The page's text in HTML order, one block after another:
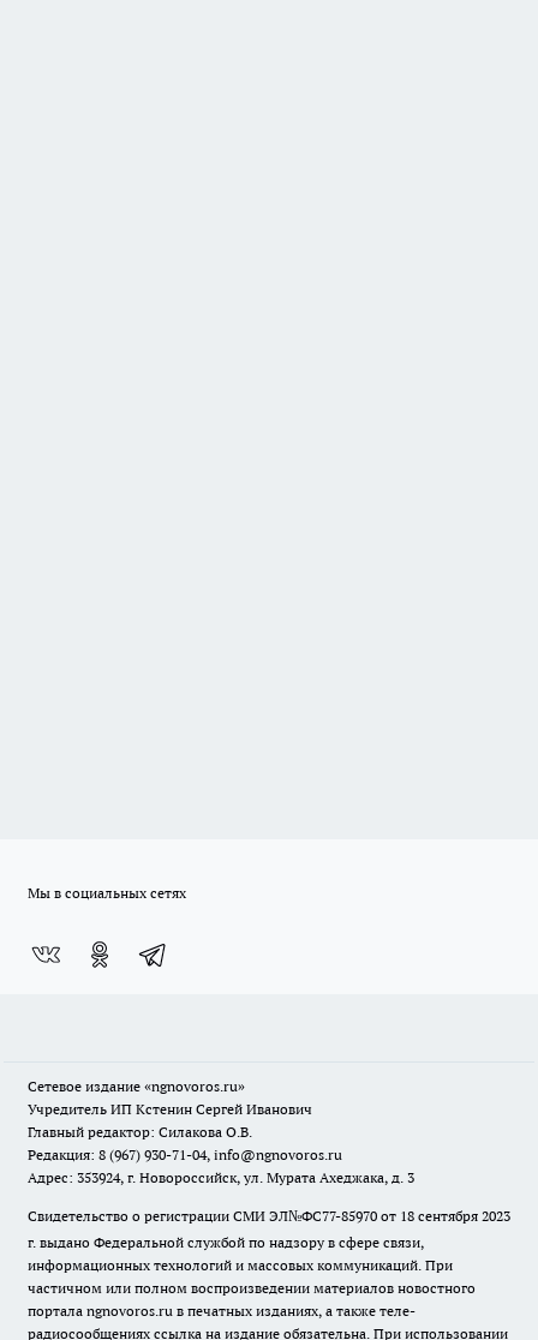
Мы в социальных сетях
Сетевое издание «ngnovoros.ru»
Учредитель ИП Кстенин Сергей Иванович
Главный редактор: Силакова О.В.
Редакция: 8 (967) 930-71-04, info@ngnovoros.ru
Адрес: 353924, г. Новороссийск, ул. Мурата Ахеджака, д. 3
Свидетельство о регистрации СМИ ЭЛ№ФС77-85970 от 18 сентября 2023
г. выдано Федеральной службой по надзору в сфере связи,
информационных технологий и массовых коммуникаций. При
частичном или полном воспроизведении материалов новостного
портала ngnovoros.ru в печатных изданиях, а также теле-
радиосообщениях ссылка на издание обязательна. При использовании